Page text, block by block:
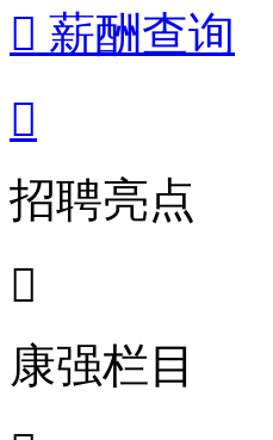
 薪酬查询

招聘亮点

康强栏目